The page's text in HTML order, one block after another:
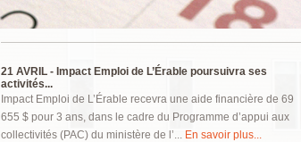
21 AVRIL - Impact Emploi de L’Érable poursuivra ses
activités...
Impact Emploi de L’Érable recevra une aide financière de 69
655 $ pour 3 ans, dans le cadre du Programme d’appui aux
collectivités (PAC) du ministère de l’... En savoir plus...